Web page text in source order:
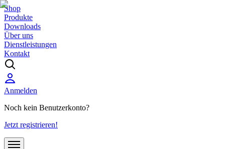
Shop
Produkte
Downloads
Über uns
Dienstleistungen
Kontakt
Anmelden
Noch kein Benutzerkonto?
Jetzt registrieren!